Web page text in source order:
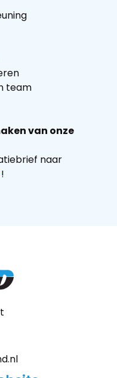
team
van onze
naar
!